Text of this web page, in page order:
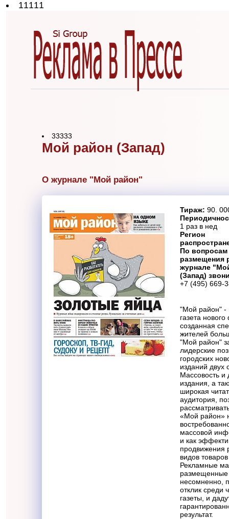
11111
33333
Мой район (Запад)
О журнале "Мой район"
Тираж: 90.
1 раз в нед
Регион
По вопросам
размещения
журнале
(Запад)
+7 (495) 669-
"Мой район" -
газета
созданная
жителей
"Мой район"
лидерские
городских
изданий двух
Массовость и
издания, а
широкая
аудитория,
«Мой район»
массовой
и как
продвижения
видов товаров
Рекламные
размещенные
несомненно,
отклик среди
газеты, и
результат.